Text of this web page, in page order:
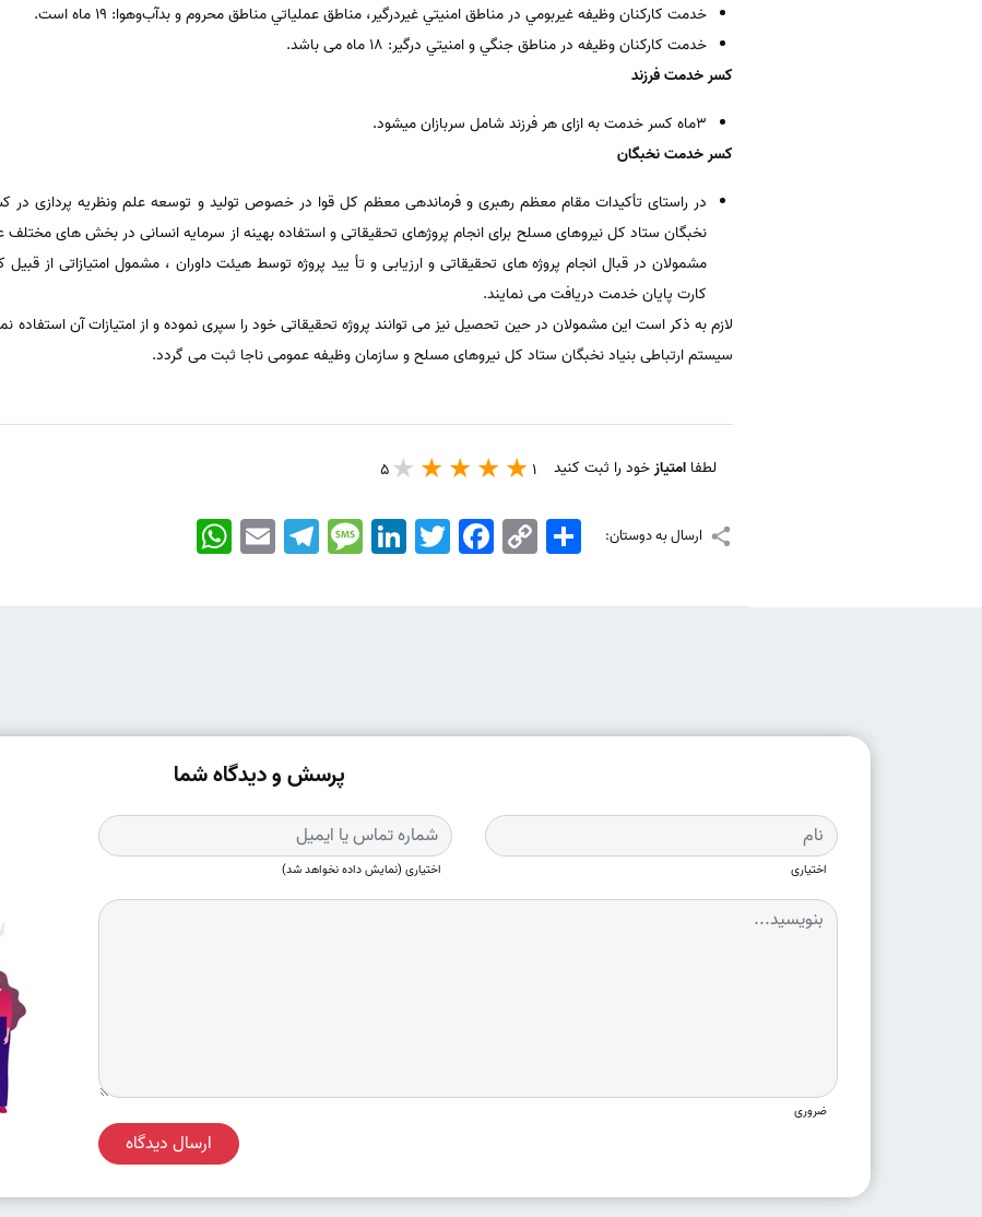
خدمت كاركنان وظيفه غيربومي در مناطق امنيتي غيردرگير، مناطق عملياتي مناطق محروم و بد‌آب‌وهوا: 19 ماه است.
خدمت كاركنان وظيفه در مناطق جنگي و امنيتي درگير: 18 ماه می باشد.
کسر خدمت فرزند
3ماه کسر خدمت به ازای هر فرزند شامل سربازان میشود.
کسر خدمت نخبگان
در راستای تأکیدات مقام معظم رهبری و فرماندهی معظم کل قوا در خصوص تولید و توسعه علم ونظریه پردازی در
نخبگان ستاد کل نیروهای مسلح برای انجام پروژهای تحقیقاتی و استفاده بهینه از سرمایه انسانی در بخش های
مشمولان در قبال انجام پروژه های تحقیقاتی و ارزیابی و تأ یید پروژه توسط هیئت داوران ، مشمول امتیازاتی از
کارت پایان خدمت دریافت می نمایند.
لازم به ذکر است این مشمولان در حین تحصیل نیز می توانند پروژه تحقیقاتی خود را سپری نموده و از امتیازات آن
سیستم ارتباطی بنیاد نخبگان ستاد کل نیروهای مسلح و سازمان وظیفه عمومی ناجا ثبت می گردد.
لطفا امتیازخود را ثبت کنید 1
5
ارسال به دوستان: WhatsApp EmailTelegramMessageLinkedIn TwitterFacebook Copy
Link
اشتراک
پرسش و دیدگاه شما
اختیاری اختیاری (نمایش داده نخواهد شد)
ضروری
ارسال دیدگاه